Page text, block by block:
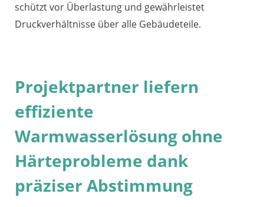
schützt vor Überlastung und gewährleistet
Druckverhältnisse über alle Gebäudeteile.
Projektpartner liefern
effiziente
Warmwasserlösung ohne
Härteprobleme dank
präziser Abstimmung